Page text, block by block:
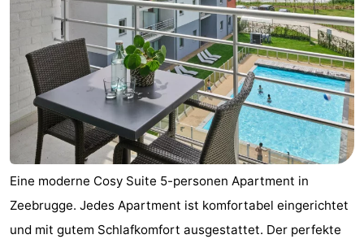
Eine moderne Cosy Suite 5-personen Apartment in
Zeebrugge. Jedes Apartment ist komfortabel eingerichtet
und mit gutem Schlafkomfort ausgestattet. Der perfekte